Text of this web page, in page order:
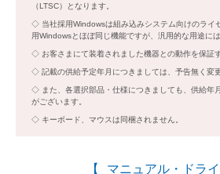
（LTSC）となります。
当社採用Windowsは組み込みシステム向けのライ
用Windowsとほぼ同じ機能ですが、汎用的な用途に
お客さまにて装着されました機器との動作を保証
記載の供給予定年月につきましては、予告無く変
また、各選択部品・仕様につきましても、供給年
がございます。
キーボード、マウスは同梱されません。
マニュアル・ドラ